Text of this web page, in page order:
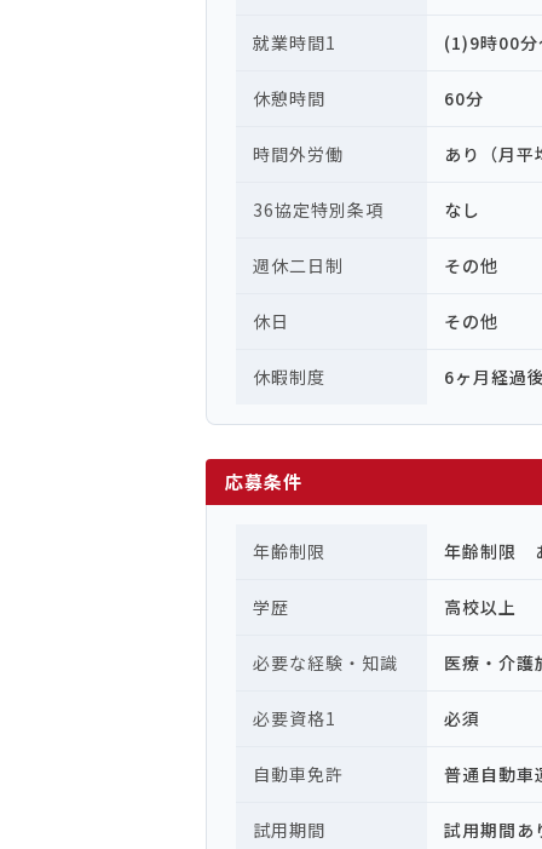
就業時間1 (1)9時00
休憩時間 60分
時間外労働 あり（月
36協定特別条項 なし
週休二日制 その他
休日 その他
休暇制度 6ヶ月経過
応募条件
年齢制限 年齢制限
学歴 高校以上
必要な経験・知識 医療・介護
必要資格1 必須
自動車免許 普通自動
試用期間 試用期間あ